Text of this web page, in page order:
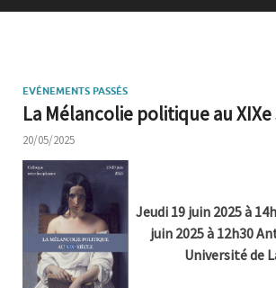
EVÉNEMENTS PASSÉS
La Mélancolie politique au
20/05/2025
Jeudi 19 juin 2025 à
juin 2025 à 12h30
Université de